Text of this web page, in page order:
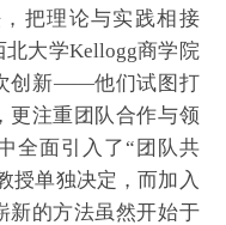
把理论与实践相接
大学Kellogg商学院
创新——他们试图打
更注重团队合作与领
全面引入了“团队共
授单独决定，而加入
新的方法虽然开始于